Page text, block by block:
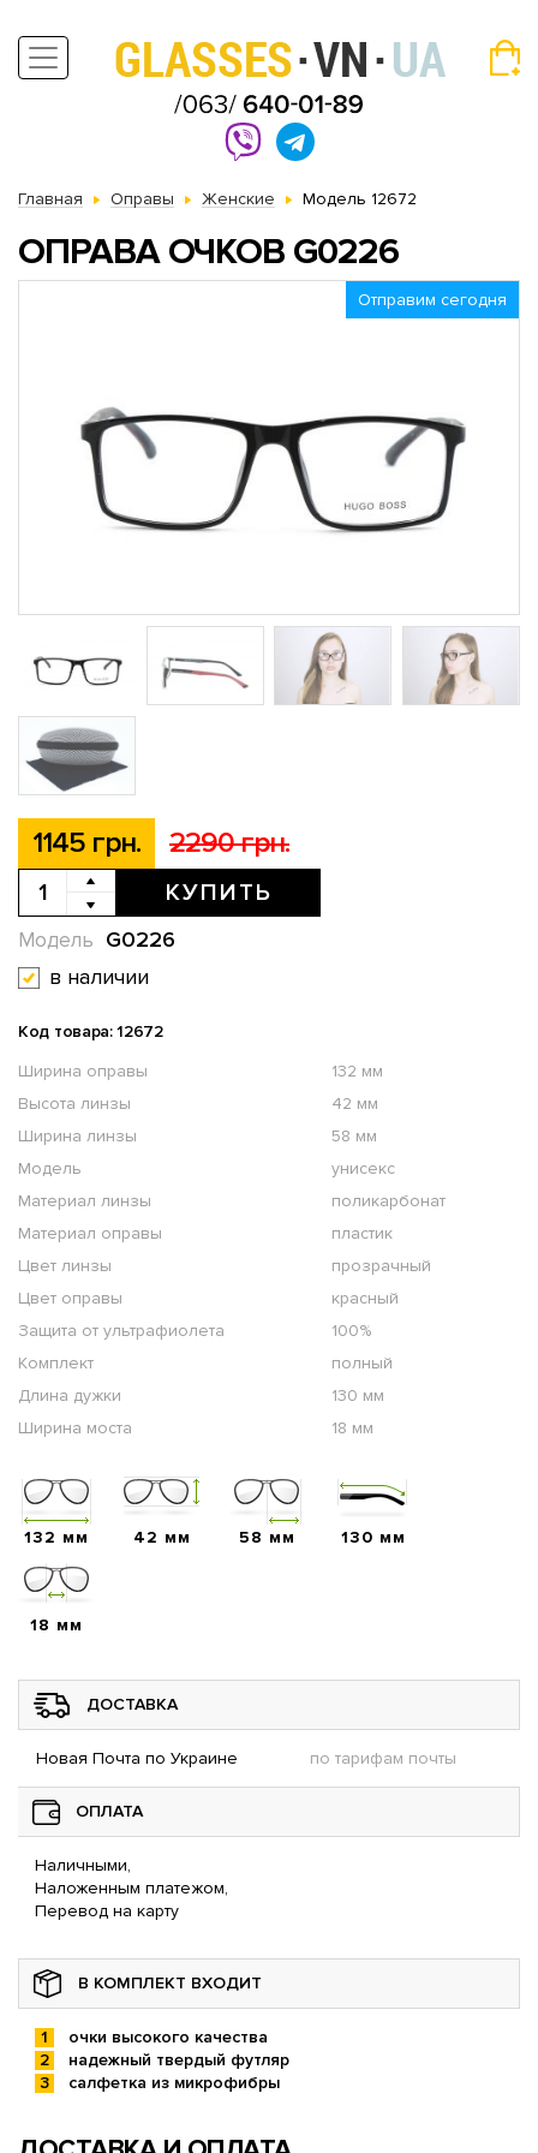
Главная Оправы Женские Модель 12672
ОПРАВА ОЧКОВ G0226
Отправим сегодня
1145 грн. 2290 грн.
КУПИТЬ
G0226
Модель
в наличии
Код товара: 12672
Ширина оправы
132 мм
Высота линзы
42 мм
Ширина линзы
58 мм
Модель
унисекс
Материал линзы
поликарбонат
Материал оправы
пластик
Цвет линзы
прозрачный
Цвет оправы
красный
Защита от ультрафиолета
100%
Комплект
полный
Длина дужки
130 мм
Ширина моста
18 мм
132 мм 42 мм 58 мм 130 мм
18 мм
ДОСТАВКА
Новая Почта по Украине по тарифам почты
ОПЛАТА
Наличными,
Наложенным платежом,
Перевод на карту
В КОМПЛЕКТ ВХОДИТ
очки высокого качества
надежный твердый футляр
салфетка из микрофибры